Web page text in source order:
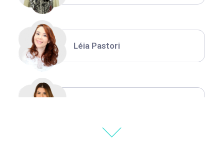
Léia Pastori